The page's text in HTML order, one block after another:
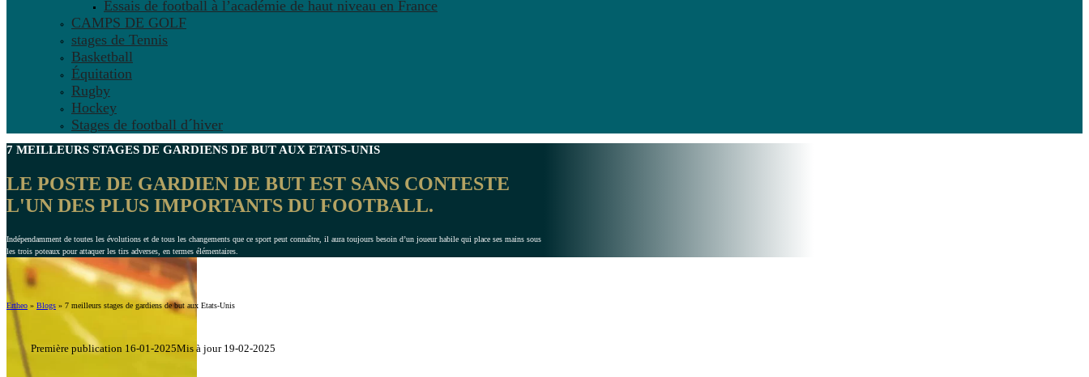
Essais de football à l’académie de haut niveau en France
CAMPS DE GOLF
stages de Tennis
Basketball
Équitation
Rugby
Hockey
Stages de football d´hiver
7 MEILLEURS STAGES DE GARDIENS DE BUT AUX ETATS-UNIS
LE POSTE DE GARDIEN DE BUT EST SANS CONTESTE
L'UN DES PLUS IMPORTANTS DU FOOTBALL.
Indépendamment de toutes les évolutions et de tous les changements que ce sport peut connaître, il aura toujours besoin d’un joueur habile qui place ses mains sous
les trois poteaux pour attaquer les tirs adverses, en termes élémentaires.
Ertheo » Blogs » 7 meilleurs stages de gardiens de but aux Etats-Unis
Première publication 16-01-2025Mis à jour 19-02-2025